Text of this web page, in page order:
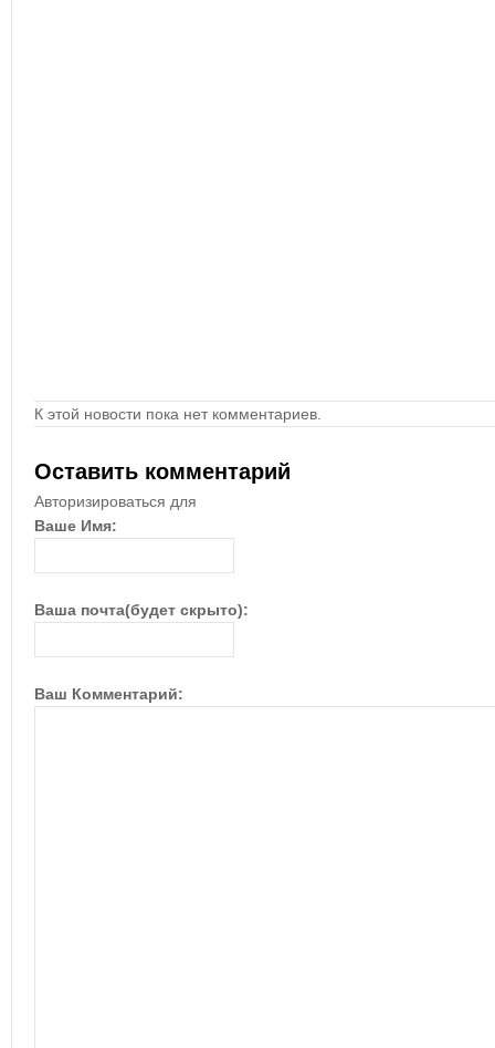
К этой новости пока нет комментариев.
Оставить комментарий
Авторизироваться для
Ваше Имя:
Ваша почта(будет скрыто):
Ваш Комментарий: